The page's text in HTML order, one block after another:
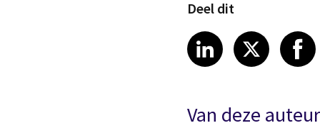
Deel dit
Share article
LinkedIn
Share
X
Van deze auteur